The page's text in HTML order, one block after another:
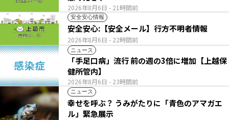
2026年8月6日 - 21時間前
安全安心情報
2026年8月6日 - 22時間前
安全安心:【安全メール】行方不明者情報
ニュース
2026年8月6日 - 23時間前
「手足口病」流行 前の週の3倍に増加【上越保
健所管内】
ニュース
幸せを呼ぶ？ うみがたりに「青色のアマガエ
ル」緊急展示